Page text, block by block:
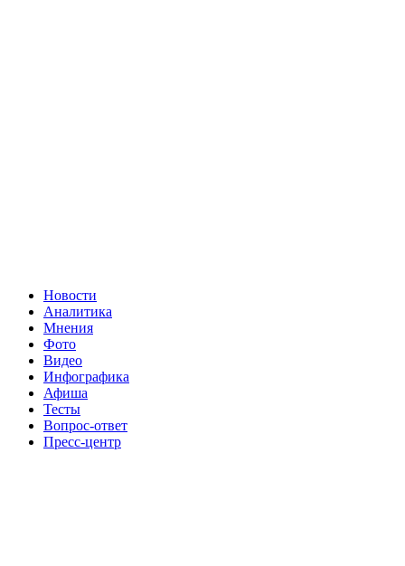
Новости
Аналитика
Мнения
Фото
Видео
Инфографика
Афиша
Тесты
Вопрос-ответ
Пресс-центр